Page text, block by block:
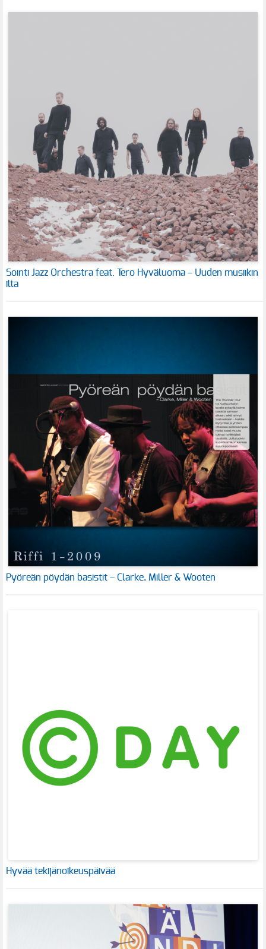
Sointi Jazz Orchestra feat. Tero Hyväluoma – Uuden musiikin
ilta
Pyöreän pöydän basistit – Clarke, Miller & Wooten
Hyvää tekijänoikeuspäivää